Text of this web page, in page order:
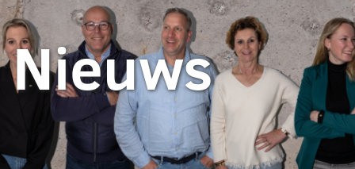
Nieuws